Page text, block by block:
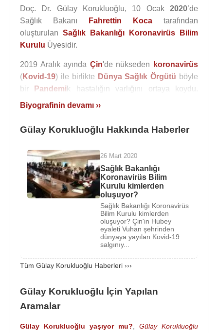
Doç. Dr. Gülay Korukluoğlu, 10 Ocak 2020’de
Sağlık Bakanı
Fahrettin Koca tarafından
oluşturulan Sağlık Bakanlığı Koronavirüs Bilim
Kurulu Üyesidir.
2019 Aralık ayında Çin'de nükseden koronavirüs
(Kovid-19) ile birlikte Dünya Sağlık Örgütü böyle
bir Pandemi k hastalığın varlığını ortaya koydu.
Daha sonra ise Sağlık Bakanlığı doğru kararlar
kurulu kurma kararı aldı.
isimler şu şekilde:
Prof. Dr.Ateş Kara,
Prof. Dr.Tevfik Özlü,
Prof. Dr.Alpay Azap,
,
İlyas Dökmetaş
Kaynak:Biyografiler.com
Biyografinin devamı ››
Gülay Korukluoğlu Hakkında Haberler
26 Mart 2020
Sağlık Bakanlığı
Koronavirüs Bilim
Kurulu kimlerden
oluşuyor?
Sağlık Bakanlığı Koronavirüs
Bilim Kurulu kimlerden
oluşuyor? Çin'in Hubey
eyaleti Vuhan şehrinden
dünyaya yayılan Kovid-19
salgınıy...
Tüm Gülay Korukluoğlu Haberleri ›››
Gülay Korukluoğlu İçin Yapılan
Aramalar
Gülay Korukluoğlu yaşıyor mu?
Gülay Korukluoğlu